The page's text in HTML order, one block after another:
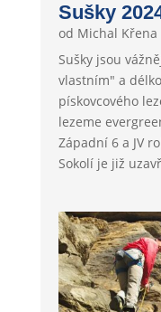
Sušky
od Michal Křena
Sušky jsou
vlastním" a
pískovcového
lezeme
Západní 6 a JV
Sokolí je již